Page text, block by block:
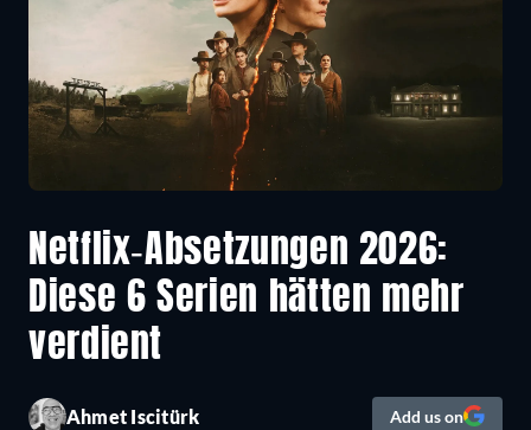
Netflix-Absetzungen 2026:
Diese 6 Serien hätten mehr
verdient
Ahmet Iscitürk Add us on